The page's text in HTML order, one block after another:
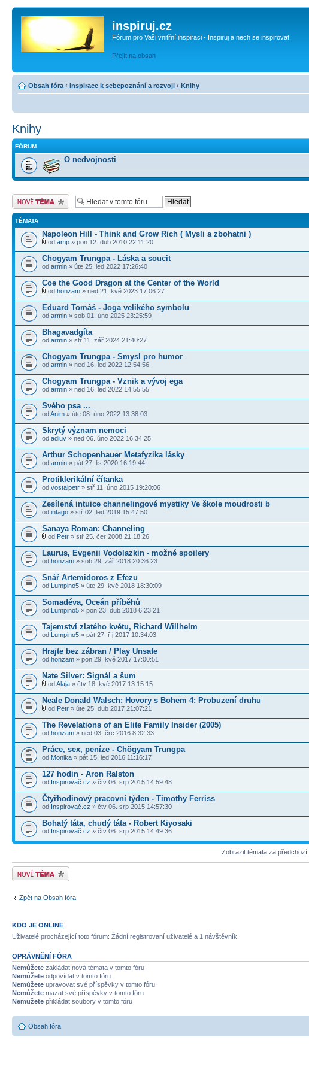
inspiruj.cz
Fórum pro Vaši vnitřní inspiraci - Inspiruj a nech se inspirovat.
Přejít na obsah
Obsah fóra ‹ Inspirace k sebepoznání a rozvoji ‹ Knihy
Knihy
FÓRUM
O nedvojnosti
Odeslat nové téma
TÉMATA
Napoleon Hill - Think and Grow Rich ( Mysli a zbohatni )
od amp » pon 12. dub 2010 22:11:20
Chogyam Trungpa - Láska a soucit
od armin » úte 25. led 2022 17:26:40
Coe the Good Dragon at the Center of the World
od honzam » ned 21. kvě 2023 17:06:27
Eduard Tomáš - Joga velikého symbolu
od armin » sob 01. úno 2025 23:25:59
Bhagavadgíta
od armin » stř 11. zář 2024 21:40:27
Chogyam Trungpa - Smysl pro humor
od armin » ned 16. led 2022 12:54:56
Chogyam Trungpa - Vznik a vývoj ega
od armin » ned 16. led 2022 14:55:55
Svého psa ...
odAnim » úte 08. úno 2022 13:38:03
Skrytý význam nemoci
od adiuv » ned 06. úno 2022 16:34:25
Arthur Schopenhauer Metafyzika lásky
od armin » pát 27. lis 2020 16:19:44
Protiklerikální čítanka
od vostalpetr » stř 11. úno 2015 19:20:06
Zesílená intuice channelingové mystiky Ve škole moudrosti b
od intago » stř 02. led 2019 15:47:50
Sanaya Roman: Channeling
od Petr » stř 25. čer 2008 21:18:26
Laurus, Evgenii Vodolazkin - možné spoilery
od honzam » sob 29. zář 2018 20:36:23
Snář Artemidoros z Efezu
od Lumpino5 » úte 29. kvě 2018 18:30:09
Somadéva, Oceán příběhů
od Lumpino5 » pon 23. dub 2018 6:23:21
Tajemství zlatého květu, Richard Willhelm
od Lumpino5 » pát 27. říj 2017 10:34:03
Hrajte bez zábran / Play Unsafe
od honzam » pon 29. kvě 2017 17:00:51
Nate Silver: Signál a šum
odAlaja » čtv 18. kvě 2017 13:15:15
Neale Donald Walsch: Hovory s Bohem 4: Probuzení druhu
od Petr » úte 25. dub 2017 21:07:21
The Revelations of an Elite Family Insider (2005)
od honzam » ned 03. črc 2016 8:32:33
Práce, sex, peníze - Chögyam Trungpa
od Monika » pát 15. led 2016 11:16:17
127 hodin - Aron Ralston
od Inspirovač.cz » čtv 06. srp 2015 14:59:48
Čtyřhodinový pracovní týden - Timothy Ferriss
od Inspirovač.cz » čtv 06. srp 2015 14:57:30
Bohatý táta, chudý táta - Robert Kiyosaki
od Inspirovač.cz » čtv 06. srp 2015 14:49:36
Zobrazit témata za předchozí:
Odeslat nové téma
Zpět na Obsah fóra
KDO JE ONLINE
Uživatelé procházející toto fórum: Žádní registrovaní uživatelé a 1 návštěvník
OPRÁVNĚNÍ FÓRA
Nemůžete zakládat nová témata v tomto fóru
Nemůžete odpovídat v tomto fóru
Nemůžete upravovat své příspěvky v tomto fóru
Nemůžete mazat své příspěvky v tomto fóru
Nemůžete přikládat soubory v tomto fóru
Obsah fóra